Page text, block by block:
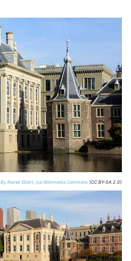
By Rainer Ebert, via Wikimedia Commons (CC BY-SA 2.0)